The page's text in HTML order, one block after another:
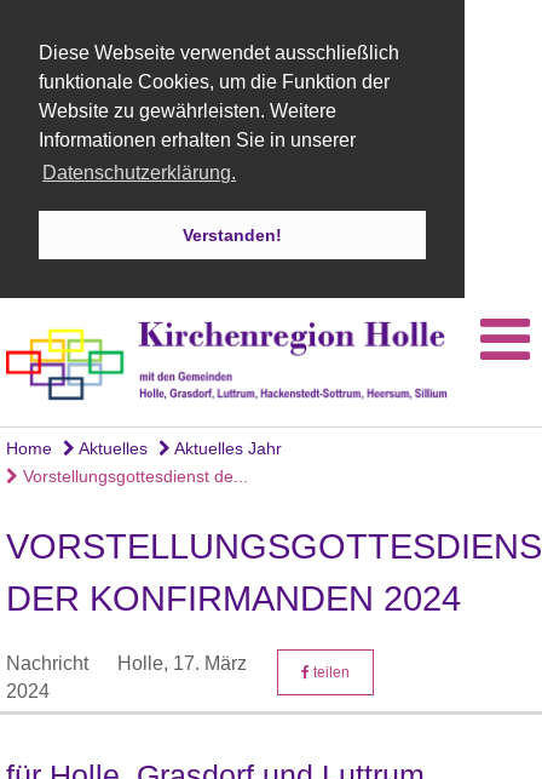
Diese Webseite verwendet ausschließlich
funktionale Cookies, um die Funktion der
Website zu gewährleisten. Weitere
Informationen erhalten Sie in unserer
Datenschutzerklärung.
Verstanden!
Home Aktuelles
Aktuelles Jahr
Vorstellungsgottesdienst de...
DER KONFIRMANDEN 2024
Nachricht Holle, 17. März
2024
teilen